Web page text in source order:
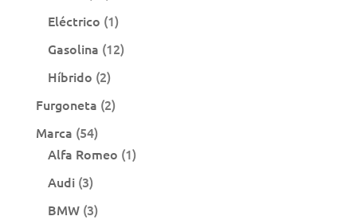
productos
Eléctrico 11
producto
Gasolina 1212
Híbrido 22
productos
Furgoneta 22
Marca 5454
productos
Alfa Romeo 11
Audi 33
productos
BMW 33